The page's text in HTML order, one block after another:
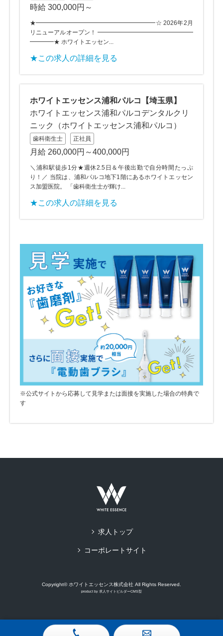
時給 300,000円～
★━━━━━━━━━━━━━━━━━━━━☆ 2026年2月
リニューアルオープン！ ━━━━━━━━━━━━━━━━
━━━━★ ホワイトエッセン...
★この求人の詳細を見る
ホワイトエッセンス浦和パルコ【埼玉県】
ホワイトエッセンス浦和パルコデンタルクリ
ニック（ホワイトエッセンス浦和パルコ）
歯科衛生士 正社員
月給 260,000円～400,000円
＼浦和駅徒歩1分★週休2.5日＆午後出勤で自分時間たっぷ
り！／ 当院は、浦和パルコ地下1階にあるホワイトエッセン
ス加盟医院。 「歯科衛生士が輝け...
★この求人の詳細を見る
※公式サイトから応募して見学または面接を実施した場合の特典で
す
求人トップ
コーポレートサイト
Copyright© ホワイトエッセンス株式会社 All Rights Reserved.
product by 求人サイトビルダーCMS型